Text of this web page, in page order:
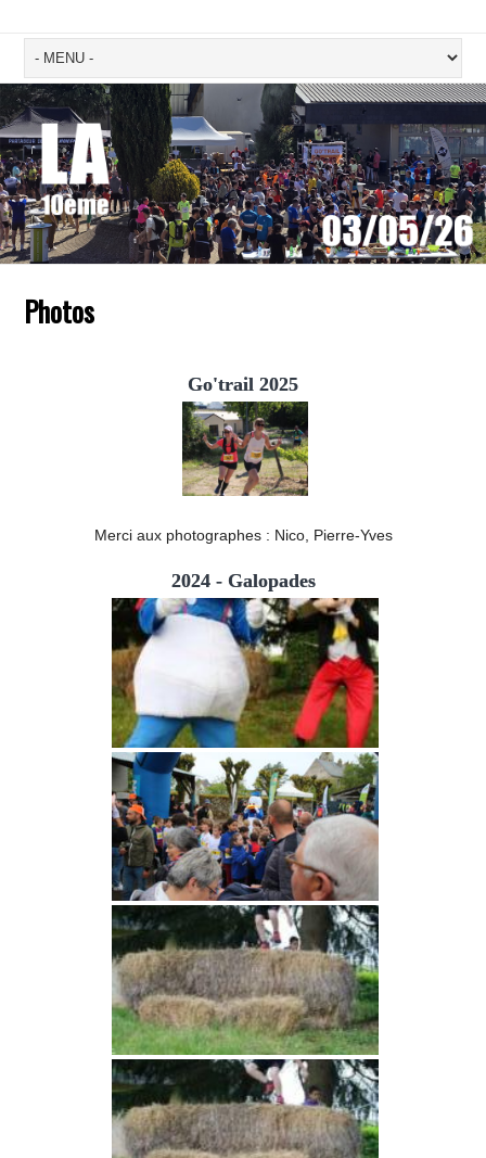
Photos
Go'trail 2025
Merci aux photographes : Nico, Pierre-Yves
2024 - Galopades